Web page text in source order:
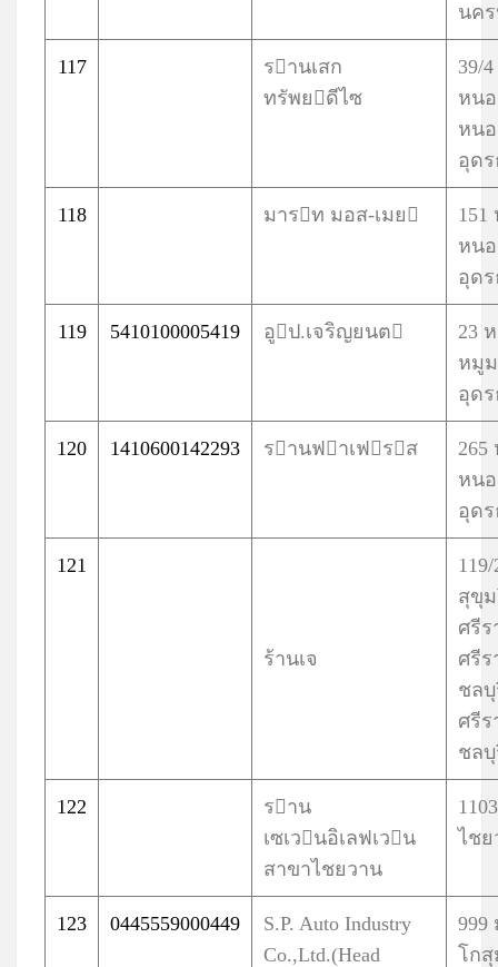
นค
117
รานเสก
ทรัพยดีไซ
39/
หน
หน
อุด
118 มารท มอส-เมย
151
หน
อุด
119 5410100005419 อูป.เจริญยนต
23
หมู
อุด
120 1410600142293 รานฟาเฟรส
265
หน
อุด
121
ร้านเจ
สุขุ
ศรีร
ศรี
ชล
ศรีร
ชล
122
ราน
เซเวนอิเลฟเวน
สาขาไชยวาน
ไช
123 0445559000449
S.P. Auto Industry
Co.,Ltd.(Head
999
โก